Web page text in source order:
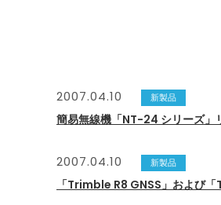
2007.04.10 新製品
簡易無線機「NT-24 シリーズ」
2007.04.10 新製品
「Trimble R8 GNSS」および